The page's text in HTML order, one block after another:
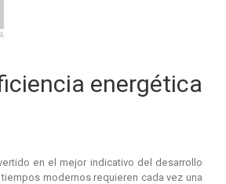
energética
en el mejor indicativo del desarrollo
modernos requieren cada vez una